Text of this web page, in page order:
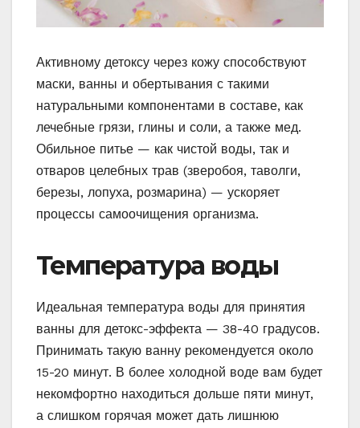
Активному детоксу через кожу способствуют
маски, ванны и обертывания с такими
натуральными компонентами в составе, как
лечебные грязи, глины и соли, а также мед.
Обильное питье — как чистой воды, так и
отваров целебных трав (зверобоя, таволги,
березы, лопуха, розмарина) — ускоряет
процессы самоочищения организма.
Температура воды
Идеальная температура воды для принятия
ванны для детокс-эффекта — 38-40 градусов.
Принимать такую ванну рекомендуется около
15-20 минут. В более холодной воде вам будет
некомфортно находиться дольше пяти минут,
а слишком горячая может дать лишнюю